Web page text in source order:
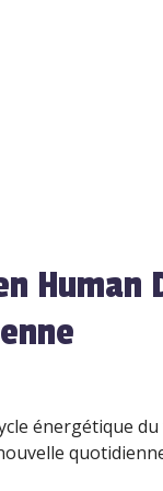
énergétique